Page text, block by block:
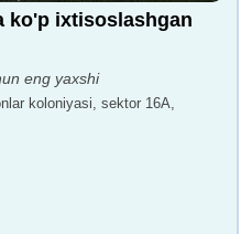
ko'p ixtisoslashgan
eng yaxshi
koloniyasi, sektor 16A,